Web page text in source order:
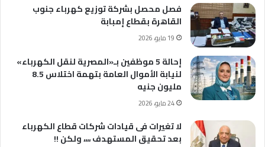
فصل محصل بشركة توزيع كهرباء جنوب
القاهرة بقطاع إمبابة
19 مايو، 2026
إحالة 5 موظفين بـ«المصرية لنقل الكهرباء»
لنيابة الأموال العامة بتهمة اختلاس 8.5
مليون جنيه
24 مايو، 2026
لا تغيرات فى قيادات شركات قطاع الكهرباء
بعد تحقيق المستهدف ،،،، ولكن !!